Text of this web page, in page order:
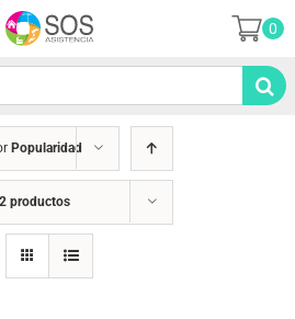
0
Popularidad
productos